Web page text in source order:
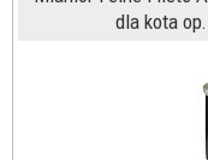
dla kota